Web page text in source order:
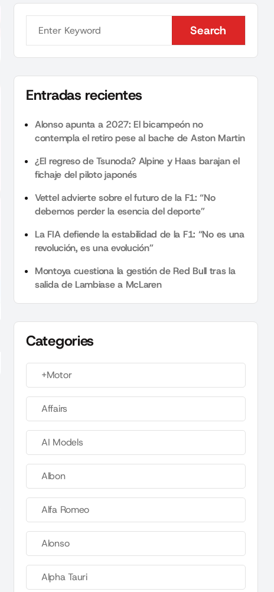
Search
Search
Entradas recientes
Alonso apunta a 2027: El bicampeón no
contempla el retiro pese al bache de Aston Martin
¿El regreso de Tsunoda? Alpine y Haas barajan el
fichaje del piloto japonés
Vettel advierte sobre el futuro de la F1: “No
debemos perder la esencia del deporte”
La FIA defiende la estabilidad de la F1: “No es una
revolución, es una evolución”
Montoya cuestiona la gestión de Red Bull tras la
salida de Lambiase a McLaren
Categories
+Motor
Affairs
AI Models
Albon
Alfa Romeo
Alonso
Alpha Tauri